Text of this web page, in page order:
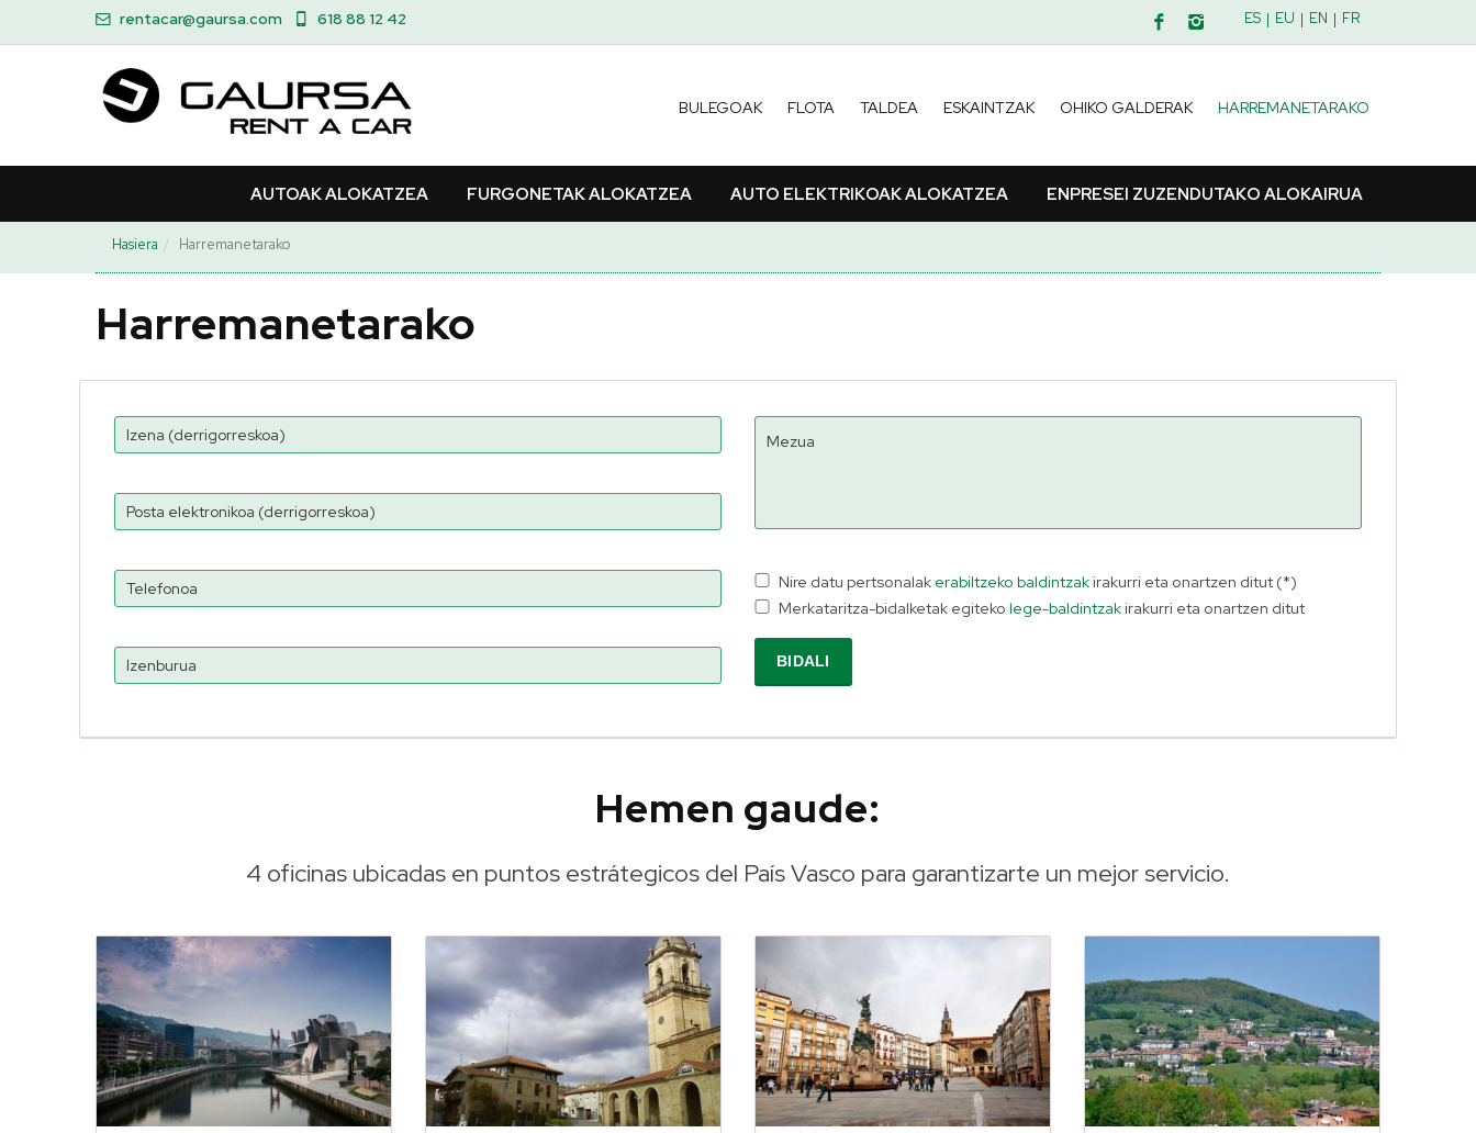
rentacar@gaursa.com 618 88 12 42 ES EU EN FR
BULEGOAK FLOTA TALDEA ESKAINTZAK OHIKO GALDERAK HARREMANETARAKO
AUTOAK ALOKATZEA FURGONETAK ALOKATZEA AUTO ELEKTRIKOAK ALOKATZEA ENPRESEI ZUZENDUTAKO ALOKAIRUA
Hasiera Harremanetarako
Harremanetarako
Nire datu pertsonalak erabiltzeko baldintzak irakurri eta onartzen ditut (*)
Merkataritza-bidalketak egitekolege-baldintzak irakurri eta onartzen ditut
Hemen gaude:
4 oficinas ubicadas en puntos estrátegicos del País Vasco para garantizarte un mejor servicio.